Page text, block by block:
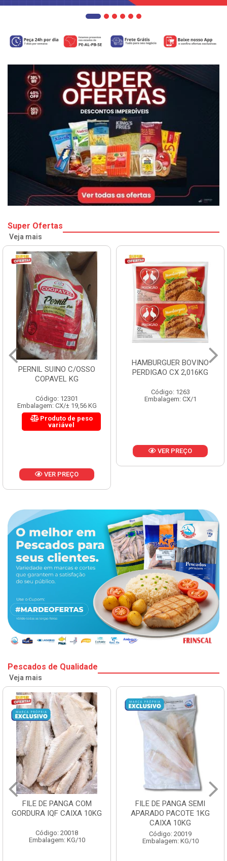
Super Ofertas
Veja mais
PERNIL SUINO C/OSSO
COPAVEL KG
Código: 12301
Embalagem: CX/± 19,56 KG
Produto de peso
variável
VER PREÇO
HAMBURGUER BOVINO
PERDIGAO CX 2,016KG
Código: 1263
Embalagem: CX/1
VER PREÇO
Pescados de Qualidade
Veja mais
FILE DE PANGA COM
GORDURA IQF CAIXA 10KG
Código: 20018
Embalagem: KG/10
FILE DE PANGA SEMI
APARADO PACOTE 1KG
CAIXA 10KG
Código: 20019
Embalagem: KG/10